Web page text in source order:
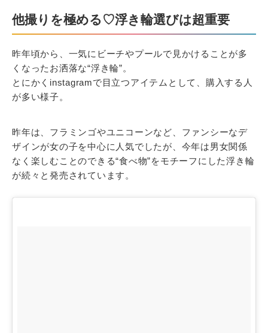
他撮りを極める♡浮き輪選びは超重要
昨年頃から、一気にビーチやプールで見かけることが多
くなったお洒落な“浮き輪”。
とにかくinstagramで目立つアイテムとして、購入する人
が多い様子。
昨年は、フラミンゴやユニコーンなど、ファンシーなデ
ザインが女の子を中心に人気でしたが、今年は男女関係
なく楽しむことのできる“食べ物”をモチーフにした浮き輪
が続々と発売されています。